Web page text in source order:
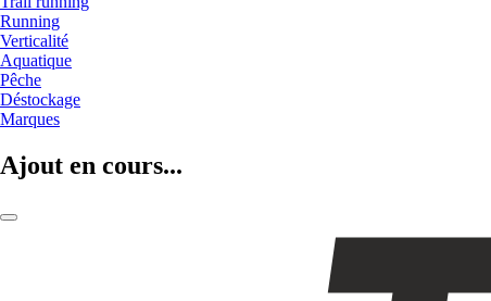
Running
Verticalité
Aquatique
Pêche
Déstockage
Marques
Ajout en cours...